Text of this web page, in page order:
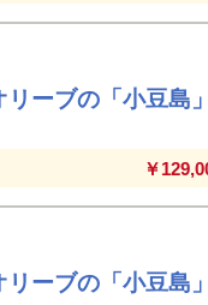
リーブの「小豆島
￥
リーブの「小豆島